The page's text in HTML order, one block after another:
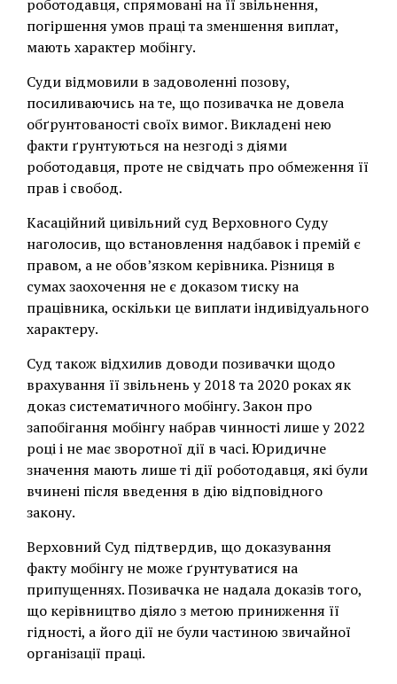
роботодавця, спрямовані на її звільнення,
погіршення умов праці та зменшення виплат,
мають характер мобінгу.
Суди відмовили в задоволенні позову,
посиливаючись на те, що позивачка не довела
обґрунтованості своїх вимог. Викладені нею
факти ґрунтуються на незгоді з діями
роботодавця, проте не свідчать про обмеження її
прав і свобод.
Касаційний цивільний суд Верховного Суду
наголосив, що встановлення надбавок і премій є
правом, а не обов’язком керівника. Різниця в
сумах заохочення не є доказом тиску на
працівника, оскільки це виплати індивідуального
характеру.
Суд також відхилив доводи позивачки щодо
врахування її звільнень у 2018 та 2020 роках як
доказ систематичного мобінгу. Закон про
запобігання мобінгу набрав чинності лише у 2022
році і не має зворотної дії в часі. Юридичне
значення мають лише ті дії роботодавця, які були
вчинені після введення в дію відповідного
закону.
Верховний Суд підтвердив, що доказування
факту мобінгу не може ґрунтуватися на
припущеннях. Позивачка не надала доказів того,
що керівництво діяло з метою приниження її
гідності, а його дії не були частиною звичайної
організації праці.